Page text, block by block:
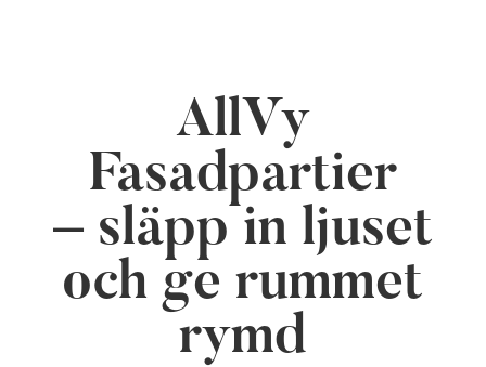
AllVy
Fasadpartier
– släpp in ljuset
och ge rummet
rymd